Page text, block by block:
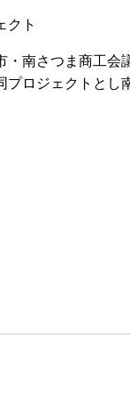
クト
南さつま商工会
ロジェクトとし